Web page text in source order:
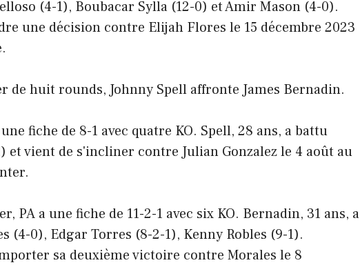
(4-1), Boubacar Sylla (12-0) et Amir Mason (4-0).
une décision contre Elijah Flores le 15 décembre 2023
de huit rounds, Johnny Spell affronte James Bernadin.
fiche de 8-1 avec quatre KO. Spell, 28 ans, a battu
et vient de s'incliner contre Julian Gonzalez le 4 août au
PA a une fiche de 11-2-1 avec six KO. Bernadin, 31 ans, a
(4-0), Edgar Torres (8-2-1), Kenny Robles (9-1).
sa deuxième victoire contre Morales le 8